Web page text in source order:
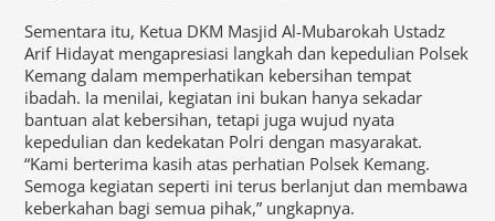
Sementara itu, Ketua DKM Masjid Al-Mubarokah Ustadz
Arif Hidayat mengapresiasi langkah dan kepedulian Polsek
Kemang dalam memperhatikan kebersihan tempat
ibadah. Ia menilai, kegiatan ini bukan hanya sekadar
bantuan alat kebersihan, tetapi juga wujud nyata
kepedulian dan kedekatan Polri dengan masyarakat.
“Kami berterima kasih atas perhatian Polsek Kemang.
Semoga kegiatan seperti ini terus berlanjut dan membawa
keberkahan bagi semua pihak,” ungkapnya.